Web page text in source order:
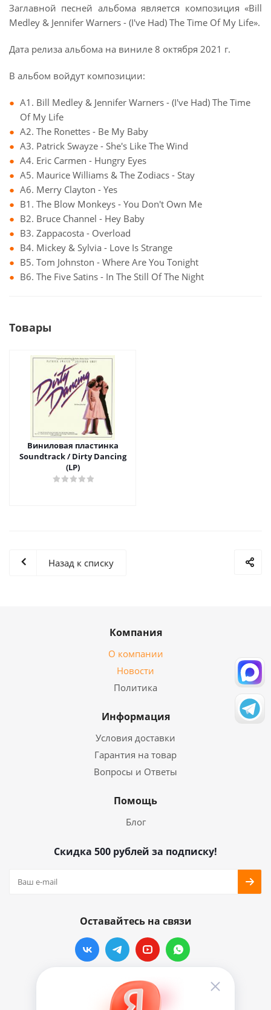
Заглавной песней альбома является композиция «Bill
Medley & Jennifer Warners - (I've Had) The Time Of My Life».
Дата релиза альбома на виниле 8 октября 2021 г.
В альбом войдут композиции:
A1. Bill Medley & Jennifer Warners - (I've Had) The Time
Of My Life
A2. The Ronettes - Be My Baby
A3. Patrick Swayze - She's Like The Wind
A4. Eric Carmen - Hungry Eyes
A5. Maurice Williams & The Zodiacs - Stay
A6. Merry Clayton - Yes
B1. The Blow Monkeys - You Don't Own Me
B2. Bruce Channel - Hey Baby
B3. Zappacosta - Overload
B4. Mickey & Sylvia - Love Is Strange
B5. Tom Johnston - Where Are You Tonight
B6. The Five Satins - In The Still Of The Night
Товары
Виниловая пластинка
Soundtrack / Dirty Dancing
(LP)
Назад к списку
Компания
О компании
Новости
Политика
Информация
Условия доставки
Гарантия на товар
Вопросы и Ответы
Помощь
Блог
Скидка 500 рублей за подписку!
Оставайтесь на связи
Наши контакты